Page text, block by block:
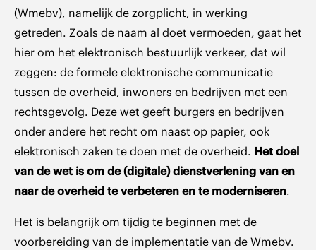
(Wmebv), namelijk de zorgplicht, in werking
getreden. Zoals de naam al doet vermoeden, gaat het
hier om het elektronisch bestuurlijk verkeer, dat wil
zeggen: de formele elektronische communicatie
tussen de overheid, inwoners en bedrijven met een
rechtsgevolg. Deze wet geeft burgers en bedrijven
onder andere het recht om naast op papier, ook
elektronisch zaken te doen met de overheid. Het doel
van de wet is om de (digitale) dienstverlening van en
naar de overheid te verbeteren en te moderniseren.
Het is belangrijk om tijdig te beginnen met de
voorbereiding van de implementatie van de Wmebv.